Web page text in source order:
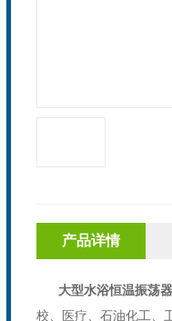
产品详情
大型水浴恒温振荡器
校、医疗、石油化工、